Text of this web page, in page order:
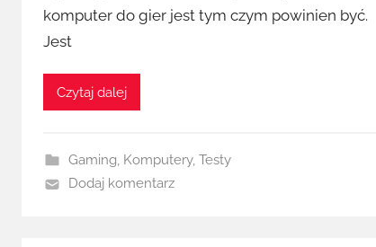
komputer do gier jest tym czym powinien być.
Jest
Czytaj dalej
Gaming, Komputery, Testy
Dodaj komentarz